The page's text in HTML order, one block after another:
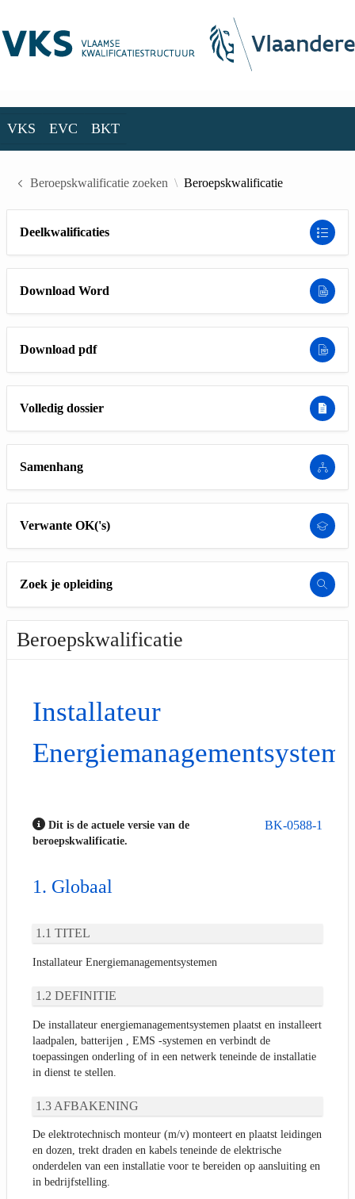
VKS EVC BKT
Beroepskwalificatie zoeken Beroepskwalificatie
Deelkwalificaties
Download Word
Download pdf
Volledig dossier
Samenhang
Verwante OK('s)
Zoek je opleiding
Beroepskwalificatie
Installateur
BK-0588-1
Dit is de actuele versie van de
beroepskwalificatie.
Globaal
TITEL
Installateur Energiemanagementsystemen
DEFINITIE
De installateur energiemanagementsystemen plaatst en installeert
laadpalen, batterijen , EMS -systemen en verbindt de
toepassingen onderling of in een netwerk teneinde de installatie
in dienst te stellen.
AFBAKENING
De elektrotechnisch monteur (m/v) monteert en plaatst leidingen
en dozen, trekt draden en kabels teneinde de elektrische
onderdelen van een installatie voor te bereiden op aansluiting en
in bedrijfstelling.